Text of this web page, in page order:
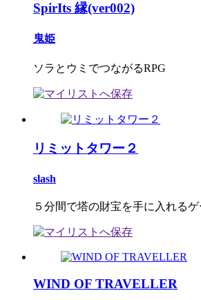
SpirIts 縁(ver002)
鬼姫
ソラとウミでつながるRPG
リミットタワー２
slash
５分間で塔の財宝を手に入れるゲ
WIND OF TRAVELLER